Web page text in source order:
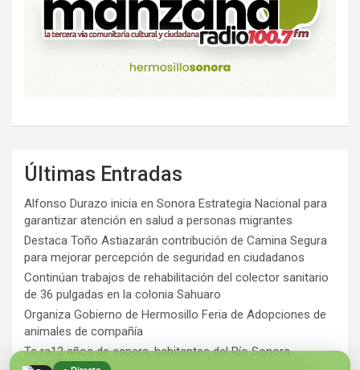
Últimas Entradas
Alfonso Durazo inicia en Sonora Estrategia Nacional para
garantizar atención en salud a personas migrantes
Destaca Toño Astiazarán contribución de Camina Segura
para mejorar percepción de seguridad en ciudadanos
Continúan trabajos de rehabilitación del colector sanitario
de 36 pulgadas en la colonia Sahuaro
Organiza Gobierno de Hermosillo Feria de Adopciones de
animales de compañía
Ts ra12 años de espera, habitantes del Río Sonora